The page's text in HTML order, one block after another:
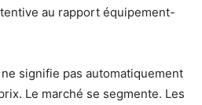
au rapport équipement-
signifie pas automatiquement
Le marché se segmente. Les